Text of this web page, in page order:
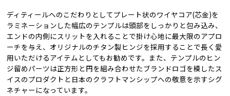
ディティールへのこだわりとしてプレート状のワイヤコア(芯金)を
ラミネーションした幅広のテンプルは頭部をしっかりと包み込み、
エンドの内側にスリットを入れることで掛け心地に最大限のアプロ
ーチを与え、オリジナルのチタン製ヒンジを採用することで長く愛
用いただけるアイテムとしてもお勧めです。また、テンプルのヒン
ジ留めパーツは正方形と円を組み合わせたブランドロゴを模したス
イスのプロダクトと日本のクラフトマンシップへの敬意を示すシグ
ネチャーになっています。